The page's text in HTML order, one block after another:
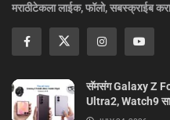
मराठीटेकला लाईक, फॉलो, सबस्क्राईब करा
सॅमसंग Galaxy Z
Ultra2, Watch9